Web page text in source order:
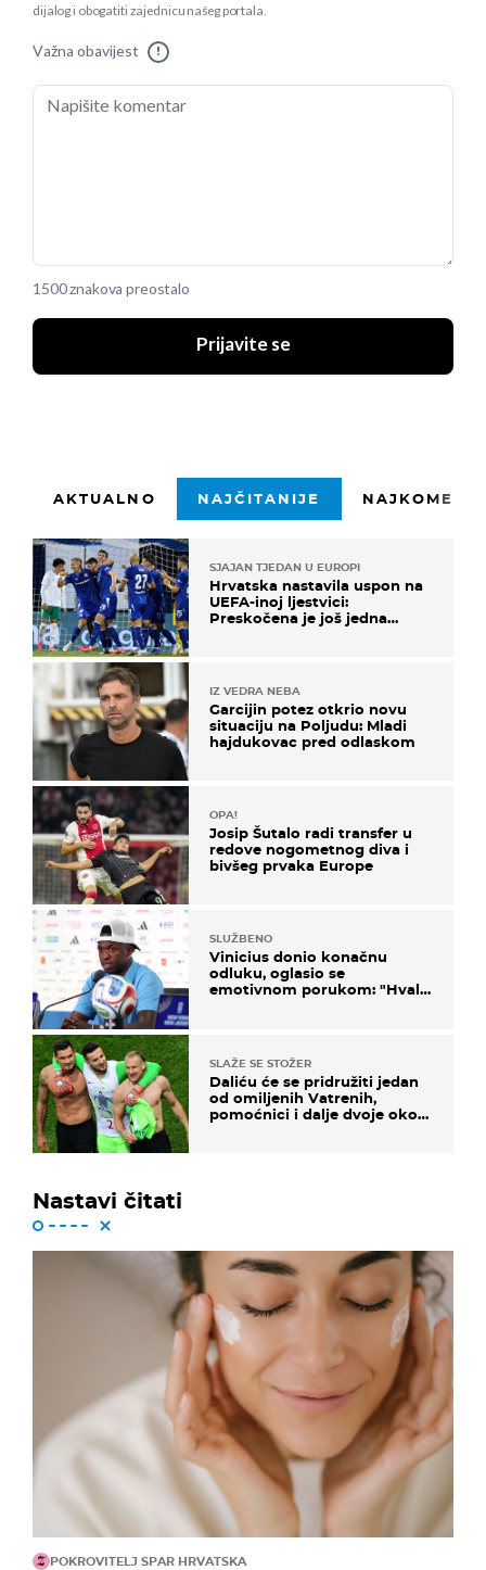
dijalog i obogatiti zajednicu našeg portala.
Važna obavijest !
1500 znakova preostalo
Prijavite se
AKTUALNO NAJČITANIJE
SJAJAN TJEDAN U EUROPI
Hrvatska nastavila uspon na
UEFA-inoj ljestvici:
Preskočena je još jedna
IZ VEDRA NEBA
Garcijin potez otkrio novu
situaciju na Poljudu: Mladi
hajdukovac pred odlaskom
OPA!
Josip Šutalo radi transfer u
redove nogometnog diva i
bivšeg prvaka Europe
SLUŽBENO
Vinicius donio konačnu
odluku, oglasio se
emotivnom porukom: "Hvala
SLAŽE SE STOŽER
Daliću će se pridružiti jedan
od omiljenih Vatrenih,
pomoćnici i dalje dvoje oko
Nastavi čitati
POKROVITELJ SPAR HRVATSKA